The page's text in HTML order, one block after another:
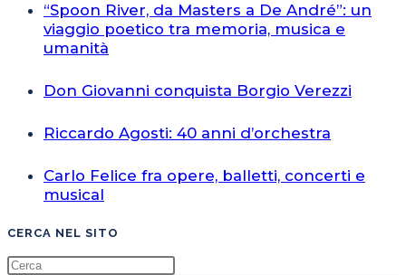
“Spoon River, da Masters a De André”: un
viaggio poetico tra memoria, musica e
umanità
Don Giovanni conquista Borgio Verezzi
Riccardo Agosti: 40 anni d’orchestra
Carlo Felice fra opere, balletti, concerti e
musical
CERCA NEL SITO